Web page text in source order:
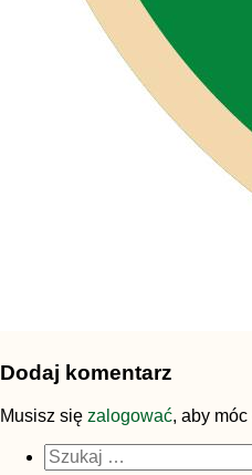
Dodaj komentarz
Musisz się zalogować, aby
Szukaj: